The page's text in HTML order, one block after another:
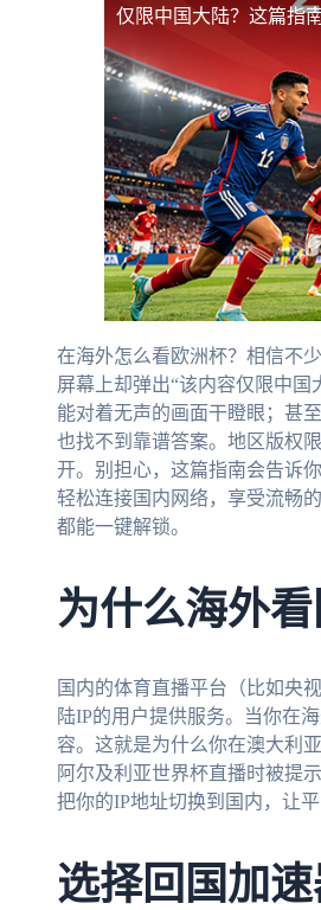
仅限中国大陆？这篇指
在海外怎么看欧洲杯？相信不
屏幕上却弹出“该内容仅限中
能对着无声的画面干瞪眼；甚
也找不到靠谱答案。地区版权
开。别担心，这篇指南会告诉
轻松连接国内网络，享受流畅
都能一键解锁。
为什么海外
国内的体育直播平台（比如央
陆IP的用户提供服务。当你在
容。这就是为什么你在澳大利
阿尔及利亚世界杯直播时被提
把你的IP地址切换到国内，让
选择回国加